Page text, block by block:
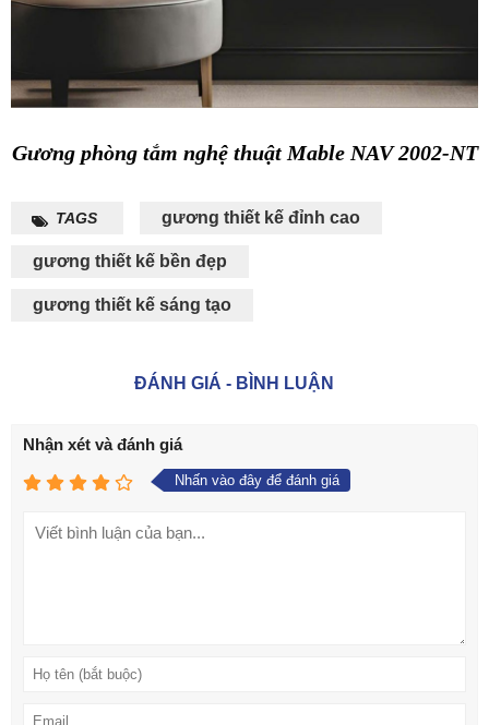
Gương phòng tắm nghệ thuật Mable NAV 2002-NT
TAGS gương thiết kế đỉnh cao
gương thiết kế bền đẹp
gương thiết kế sáng tạo
ĐÁNH GIÁ - BÌNH LUẬN
Nhận xét và đánh giá
Nhấn vào đây để đánh giá